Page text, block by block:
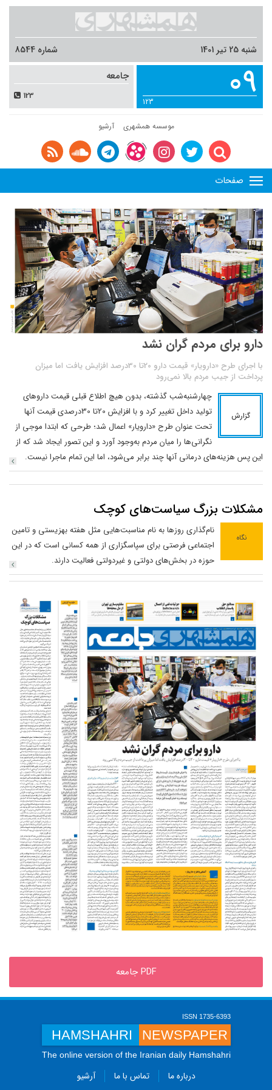
09
123
شنبه 25 تیر 1401 شماره 8544
جامعه
123
موسسه همشهری آرشیو
صفحات
مشکلات بزرگ سیاست‌های کوچک
نگاه
نام‌گذاری روزها به نام مناسبت‌هایی مثل هفته بهزیستی و تامین
اجتماعی فرصتی برای سپاسگزاری از همه کسانی است که در این
حوزه در بخش‌های دولتی و غیردولتی فعالیت دارند.
دارو برای مردم گران نشد
با اجرای طرح «دارویار» قیمت دارو 20تا 30درصد افزایش یافت اما میزان
پرداخت از جیب مردم بالا نمی‌رود
گزارش
چهارشنبه‌شب گذشته، بدون هیچ اطلاع قبلی قیمت داروهای
تولید داخل تغییر کرد و با افزایش 20تا 30درصدی قیمت آنها
تحت عنوان طرح «دارویار» اعمال شد؛ طرحی که ابتدا موجی از
نگرانی‌ها را میان مردم به‌وجود آورد و این تصور ایجاد شد که از
این پس هزینه‌های درمانی آنها چند برابر می‌شود، اما این تمام ماجرا نیست.
PDF جامعه
ISSN 1735-6393
HAMSHAHRI NEWSPAPER
The online version of the Iranian daily Hamshahri
درباره ما تماس با ما آرشیو